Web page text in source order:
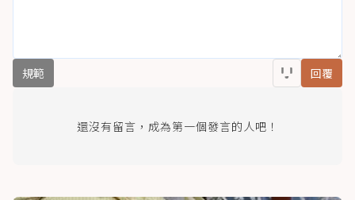
規範 回覆
還沒有留言，成為第一個發言的人吧！